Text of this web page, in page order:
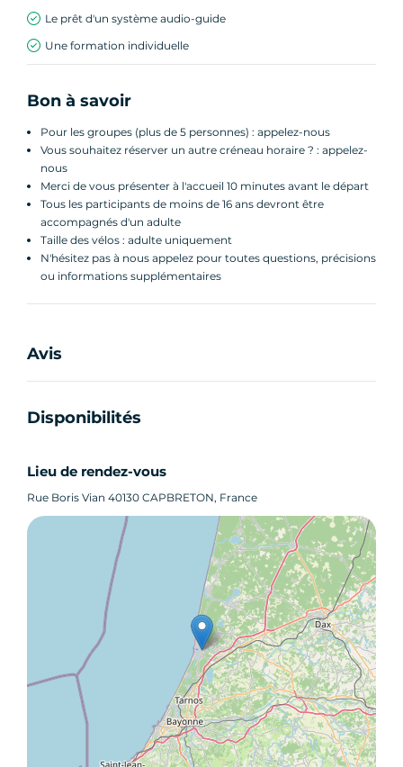
Le prêt d'un système audio-guide
Une formation individuelle
Bon à savoir
Pour les groupes (plus de 5 personnes) : appelez-nous
Vous souhaitez réserver un autre créneau horaire ? : appelez-
nous
Merci de vous présenter à l'accueil 10 minutes avant le départ
Tous les participants de moins de 16 ans devront être
accompagnés d'un adulte
Taille des vélos : adulte uniquement
N'hésitez pas à nous appelez pour toutes questions, précisions
ou informations supplémentaires
Avis
Disponibilités
Lieu de rendez-vous
Rue Boris Vian 40130 CAPBRETON, France